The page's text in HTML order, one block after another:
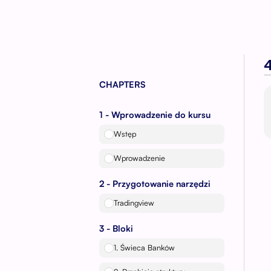
CHAPTERS
1 - Wprowadzenie do kursu
Wstęp
Wprowadzenie
2 - Przygotowanie narzędzi
Tradingview
3 - Bloki
1. Świeca Banków